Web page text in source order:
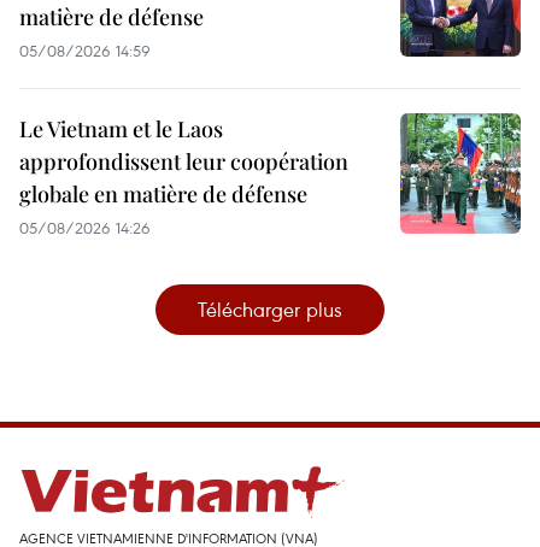
matière de défense
05/08/2026 14:59
Le Vietnam et le Laos
approfondissent leur coopération
globale en matière de défense
05/08/2026 14:26
Télécharger plus
AGENCE VIETNAMIENNE D'INFORMATION (VNA)